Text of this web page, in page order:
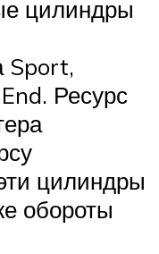
цилиндры
Sport,
Ресурс
цилиндры
обороты